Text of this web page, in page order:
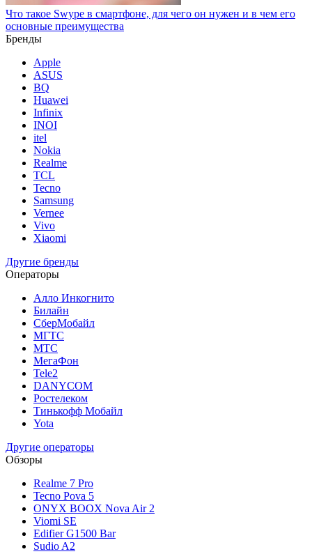
Что такое Swype в смартфоне, для чего он нужен и в чем его
основные преимущества
Бренды
Apple
ASUS
BQ
Huawei
Infinix
INOI
itel
Nokia
Realme
TCL
Tecno
Samsung
Vernee
Vivo
Xiaomi
Другие бренды
Операторы
Алло Инкогнито
Билайн
СберМобайл
МГТС
МТС
МегаФон
Tele2
DANYCOM
Ростелеком
Тинькофф Мобайл
Yota
Другие операторы
Обзоры
Realme 7 Pro
Tecno Pova 5
ONYX BOOX Nova Air 2
Viomi SE
Edifier G1500 Bar
Sudio A2